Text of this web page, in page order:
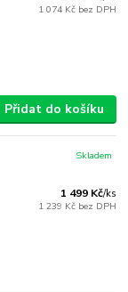
1 074 Kč bez DPH
Přidat do košíku
1 499 Kč/ks
1 239 Kč bez DPH
Skladem